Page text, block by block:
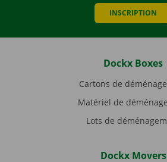
INSCRIPTION
Dockx Boxes
Cartons de
Matériel de
Lots de
Dockx Movers